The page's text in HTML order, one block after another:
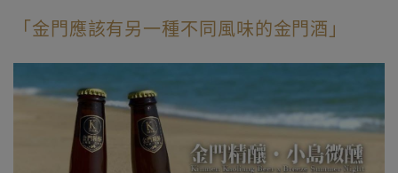
「金門應該有另一種不同風味的金門酒」